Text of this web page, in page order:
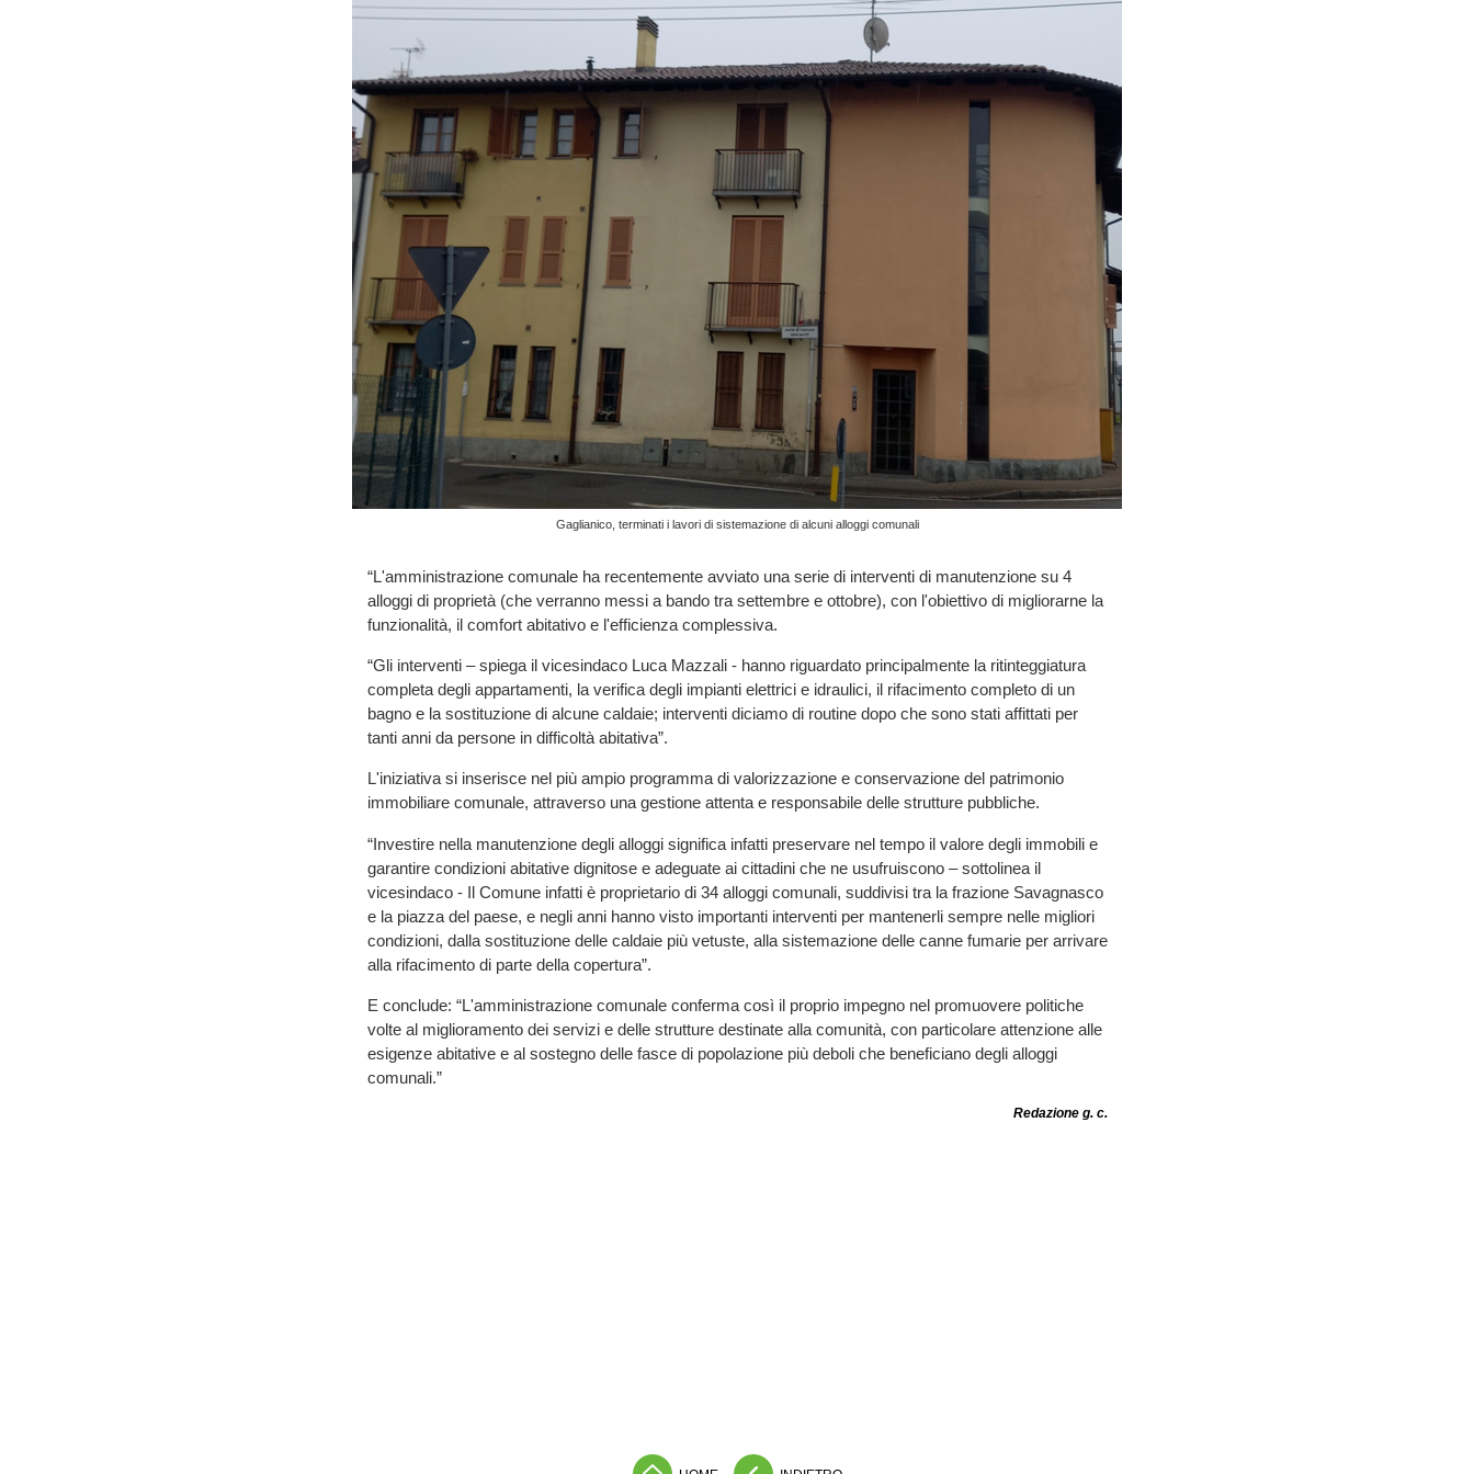
Gaglianico, terminati i lavori di sistemazione di alcuni alloggi comunali
“L'amministrazione comunale ha recentemente avviato una serie di interventi di manutenzione su 4
alloggi di proprietà (che verranno messi a bando tra settembre e ottobre), con l'obiettivo di migliorarne la
funzionalità, il comfort abitativo e l'efficienza complessiva.
“Gli interventi – spiega il vicesindaco Luca Mazzali - hanno riguardato principalmente la ritinteggiatura
completa degli appartamenti, la verifica degli impianti elettrici e idraulici, il rifacimento completo di un
bagno e la sostituzione di alcune caldaie; interventi diciamo di routine dopo che sono stati affittati per
tanti anni da persone in difficoltà abitativa”.
L'iniziativa si inserisce nel più ampio programma di valorizzazione e conservazione del patrimonio
immobiliare comunale, attraverso una gestione attenta e responsabile delle strutture pubbliche.
“Investire nella manutenzione degli alloggi significa infatti preservare nel tempo il valore degli immobili e
garantire condizioni abitative dignitose e adeguate ai cittadini che ne usufruiscono – sottolinea il
vicesindaco - Il Comune infatti è proprietario di 34 alloggi comunali, suddivisi tra la frazione Savagnasco
e la piazza del paese, e negli anni hanno visto importanti interventi per mantenerli sempre nelle migliori
condizioni, dalla sostituzione delle caldaie più vetuste, alla sistemazione delle canne fumarie per arrivare
alla rifacimento di parte della copertura”.
E conclude: “L'amministrazione comunale conferma così il proprio impegno nel promuovere politiche
volte al miglioramento dei servizi e delle strutture destinate alla comunità, con particolare attenzione alle
esigenze abitative e al sostegno delle fasce di popolazione più deboli che beneficiano degli alloggi
comunali.”
Redazione g. c.